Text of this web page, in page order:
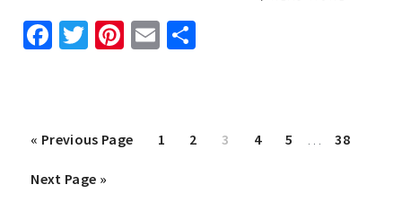
Facebook
Twitter
Pinterest
Email
« Go
Previous Page Page
1 Page
2 Page
3 Page
4 Page
5
Interim
… Page
38
Go
Next Page »